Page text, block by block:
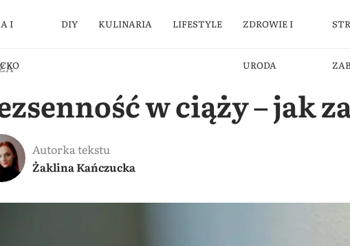
I DIY KULINARIA LIFESTYLE ZDROWIE I
URODA
w ciąży – jak
Autorka tekstu
Żaklina Kańczucka